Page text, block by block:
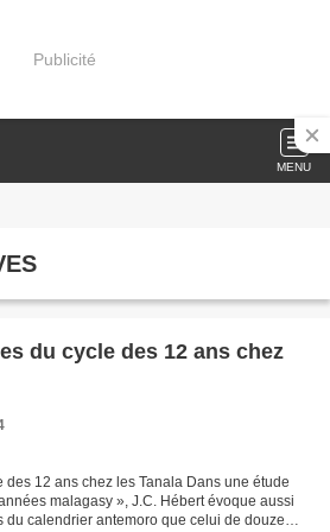
Publicité
MENU
du cycle des 12 ans chez
des 12 ans chez les Tanala Dans une étude
malagasy », J.C. Hébert évoque aussi
du calendrier antemoro que celui de douze